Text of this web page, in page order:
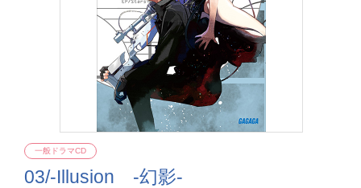
03/-Illusion -幻影-
一般ドラマCD